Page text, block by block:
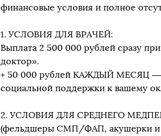
финансовые условия и полное
1. УСЛОВИЯ ДЛЯ ВРАЧЕЙ:
Выплата 2 500 000 рублей сразу
доктор».
+ 50 000 рублей КАЖДЫЙ МЕСЯЦ —
социальной поддержки к вашему
2. УСЛОВИЯ ДЛЯ СРЕДНЕГО
(фельдшеры СМП/ФАП, акушерки и